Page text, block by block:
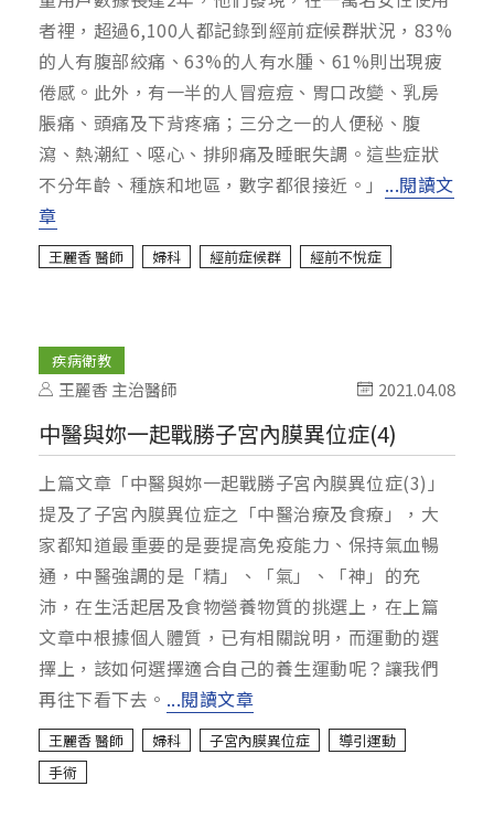
者裡，超過6,100人都記錄到經前症候群狀況，83%
的人有腹部絞痛、63%的人有水腫、61%則出現疲
倦感。此外，有一半的人冒痘痘、胃口改變、乳房
脹痛、頭痛及下背疼痛；三分之一的人便秘、腹
瀉、熱潮紅、噁心、排卵痛及睡眠失調。這些症狀
不分年齡、種族和地區，數字都很接近。」 ...閱讀文
章
王麗香 醫師 婦科 經前症候群 經前不悅症
疾病衛教
王麗香 主治醫師 2021.04.08
中醫與妳一起戰勝子宮內膜異位症(4)
上篇文章「中醫與妳一起戰勝子宮內膜異位症(3)」
提及了子宮內膜異位症之「中醫治療及食療」，大
家都知道最重要的是要提高免疫能力、保持氣血暢
通，中醫強調的是「精」、「氣」、「神」的充
沛，在生活起居及食物營養物質的挑選上，在上篇
文章中根據個人體質，已有相關說明，而運動的選
擇上，該如何選擇適合自己的養生運動呢？讓我們
再往下看下去。 ...閱讀文章
王麗香 醫師 婦科 子宮內膜異位症
導引運動
手術